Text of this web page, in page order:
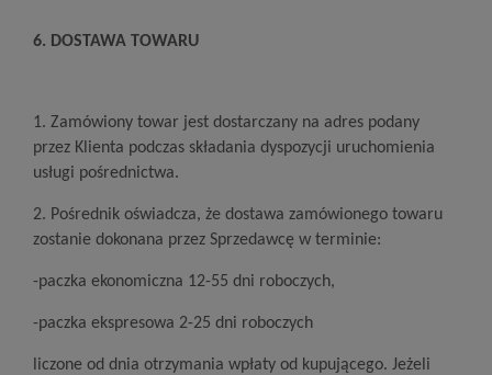
6. DOSTAWA TOWARU
1. Zamówiony towar jest dostarczany na adres podany
przez Klienta podczas składania dyspozycji uruchomienia
usługi pośrednictwa.
2. Pośrednik oświadcza, że dostawa zamówionego towaru
zostanie dokonana przez Sprzedawcę w terminie:
-paczka ekonomiczna 12-55 dni roboczych,
-paczka ekspresowa 2-25 dni roboczych
liczone od dnia otrzymania wpłaty od kupującego. Jeżeli